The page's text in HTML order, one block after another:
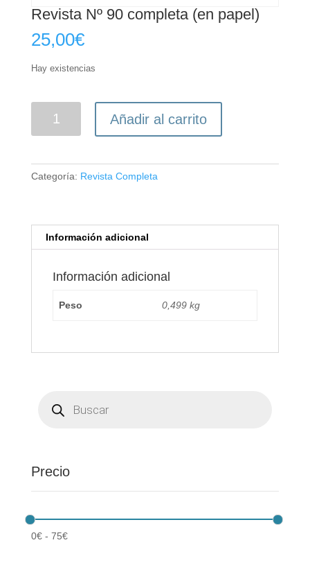
Revista Nº 90 completa (en papel)
25,00€
Hay existencias
(en
Añadir al carrito
Categoría: Revista Completa
Información adicional
Información adicional
Peso 0,499 kg
productos
Precio
0€- 75€